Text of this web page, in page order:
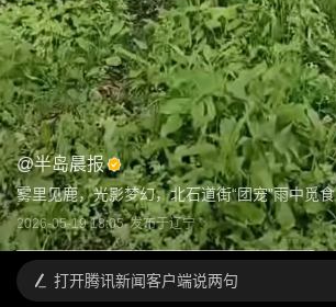
@半岛晨报
雾里见鹿，光影梦幻，北石道街“团宠”雨中觅食
2026-05-19 18:05 发布于辽宁
打开腾讯新闻客户端说两句